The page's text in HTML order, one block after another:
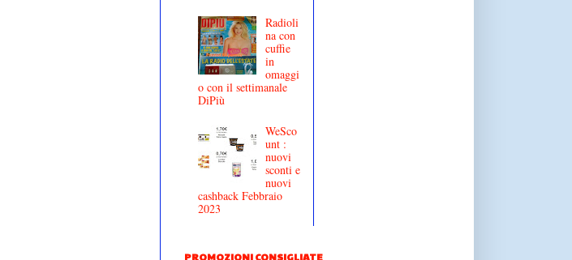
Radioli
na con
cuffie
in
omaggi
o con il settimanale
DiPiù
WeSco
unt :
nuovi
sconti e
nuovi
cashback Febbraio
2023
PROMOZIONI CONSIGLIATE